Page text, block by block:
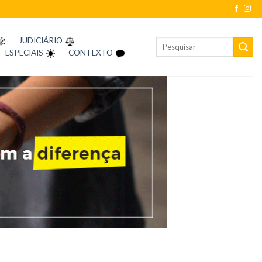
JUDICIÁRIO
ESPECIAIS
CONTEXTO